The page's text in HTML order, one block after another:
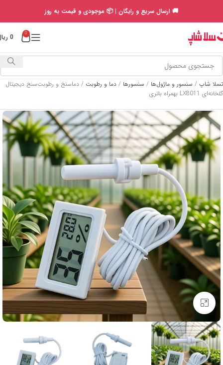
🚚 ارسال سریع و رایگان | 📦 موجودی و قیمت به روز
0
0
تسلا شاپ / سنسور و ماژول‌ها / سنسورها / دما و رطوبت / دماسنج و رطوبت‌سنج دیجیتال
گلخانه‌ای LX8011 بهمراه باتری
Click to enlarge